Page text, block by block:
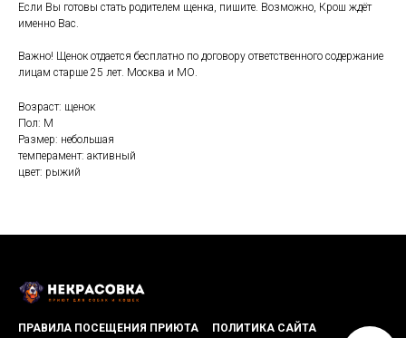
Если Вы готовы стать родителем щенка, пишите. Возможно, Крош ждёт
именно Вас.
Важно! Щенок отдается бесплатно по договору ответственного содержание
лицам старше 25 лет. Москва и МО.
Возраст: щенок
Пол: М
Размер: небольшая
темперамент: активный
цвет: рыжий
ПРАВИЛА ПОСЕЩЕНИЯ ПРИЮТА ПОЛИТИКА САЙТА